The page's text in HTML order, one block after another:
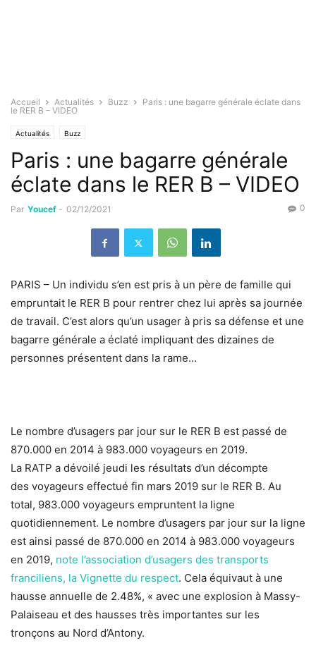
Accueil Actualités Buzz
Paris : une bagarre générale éclate dans
le RER B – VIDEO
Actualités Buzz
Paris : une bagarre générale
éclate dans le RER B – VIDEO
Par Youcef - 02/12/2021 0
PARIS – Un individu s’en est pris à un père de famille qui
empruntait le RER B pour rentrer chez lui après sa journée
de travail. C’est alors qu’un usager à pris sa défense et une
bagarre générale a éclaté impliquant des dizaines de
personnes présentent dans la rame…
Le nombre d’usagers par jour sur le RER B est passé de
870.000 en 2014 à 983.000 voyageurs en 2019.
La RATP a dévoilé jeudi les résultats d’un décompte
des voyageurs effectué fin mars 2019 sur le RER B. Au
total, 983.000 voyageurs empruntent la ligne
quotidiennement. Le nombre d’usagers par jour sur la ligne
est ainsi passé de 870.000 en 2014 à 983.000 voyageurs
en 2019, note l’association d’usagers des transports
franciliens, la Vignette du respect. Cela équivaut à une
hausse annuelle de 2.48%, « avec une explosion à Massy-
Palaiseau et des hausses très importantes sur les
tronçons au Nord d’Antony.